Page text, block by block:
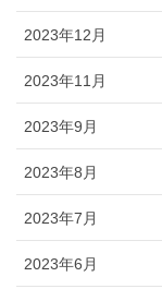
2023年12月
2023年11月
2023年9月
2023年8月
2023年7月
2023年6月